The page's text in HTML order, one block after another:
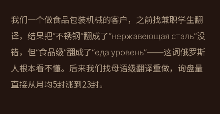
我们一个做食品包装机械的客户，之前找兼职学生翻
译，结果把“不锈钢”翻成了“нержавеющая сталь”没
错，但“食品级”翻成了“еда уровень”——这词俄罗斯
人根本看不懂。后来我们找母语级翻译重做，询盘量
直接从月均5封涨到23封。